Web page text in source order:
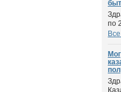
по